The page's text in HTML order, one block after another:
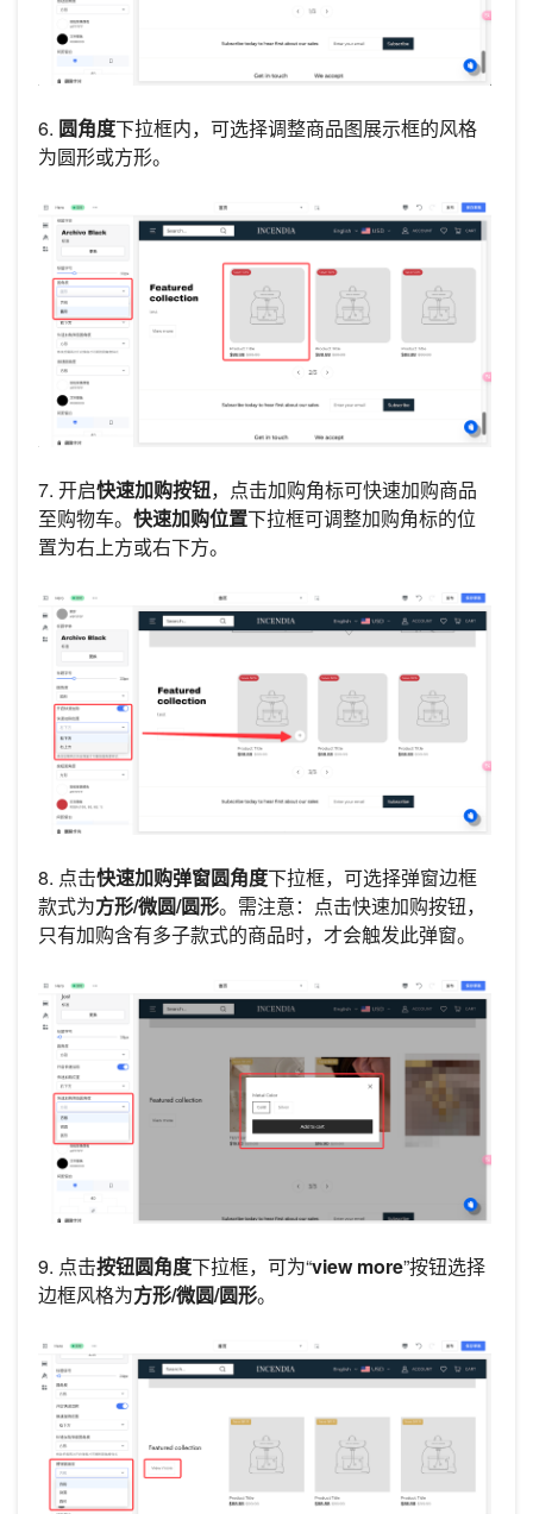
6. 圆角度下拉框内，可选择调整商品图展示框的风格
为圆形或方形。
7. 开启快速加购按钮，点击加购角标可快速加购商品
至购物车。 快速加购位置下拉框可调整加购角标的位
置为右上方或右下方。
8. 点击快速加购弹窗圆角度下拉框，可选择弹窗边框
款式为方形/微圆/圆形。需注意：点击快速加购按钮，
只有加购含有多子款式的商品时，才会触发此弹窗。
9. 点击按钮圆角度下拉框，可为“view more”按钮选择
边框风格为方形/微圆/圆形。